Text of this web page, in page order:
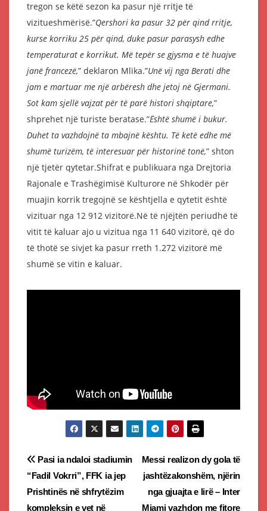
tregon se këtë sezon ka pasur një rritje të
vizitueshmërisë.”Qershori ka pasur 32 për qind rritje,
kurse korriku 25 për qind, duke pasur parasysh edhe
temperaturat e korrikut. Më tepër se gjysma e të huajve
janë francezë,” deklaron Mlika.”Unë vij nga Berati dhe
jam e martuar me një arbëresh dhe jetoj në Gjermani.
Sot kam sjellë vajzat për të parë histori shqiptare,”
shprehet një turiste beratase.”Është shumë i bukur.
Duhet ta vazhdojnë ta mbajnë kështu. Të ketë edhe më
shumë turizëm, të interesuar për historinë tonë,” shton
një tjetër qytetar.Shifrat e publikuara nga Drejtoria
Rajonale e Trashëgimisë Kulturore në Shkodër për
muajin korrik tregojnë se kështjella e qytetit është
vizituar nga 12 912 vizitorë.Në të njëjtën periudhë të
vitit të kaluar ajo u vizitua nga 11 640 vizitorë, që do
të thotë se sivjet ka pasur rreth 1.272 vizitorë më
shumë se vitin e kaluar.
Post
navigation
Messi realizon dy gola të
jashtëzakonshëm, njërin
nga gjuajta e lirë – Inter
Miami vazhdon me fitore
Pasi ia ndaloi stadiumin
“Fadil Vokrri”, FFK ia jep
Prishtinës në shfrytëzim
kompleksin e vet në